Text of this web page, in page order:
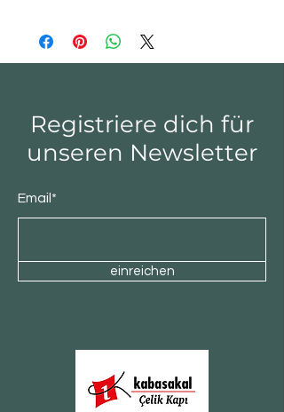
Registriere dich für
unseren Newsletter
Email*
einreichen